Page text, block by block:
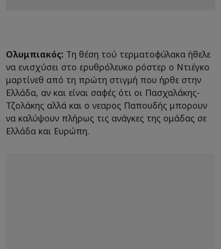
Ολυμπιακός: Τη θέση τού τερματοφύλακα ήθελε
να ενισχύσει στο ερυθρόλευκο ρόστερ ο Ντιέγκο
μαρτίνεθ από τη πρώτη στιγμή που ήρθε στην
Ελλάδα, αν και είναι σαφές ότι οι Πασχαλάκης-
Τζολάκης αλλά και ο νεαρος Παπουδής μπορουν
να καλύψουν πλήρως τις ανάγκες της ομάδας σε
Ελλάδα και Ευρώπη.